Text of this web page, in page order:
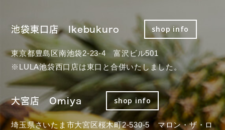
池袋東口店 Ikebukuro shop info
東京都豊島区南池袋2-23-4 富沢ビル501
※LULA池袋西口店は東口と合併いたしました。
大宮店 Omiya shop info
埼玉県さいたま市大宮区桜木町2-530-5 マロン・ザ・ロ